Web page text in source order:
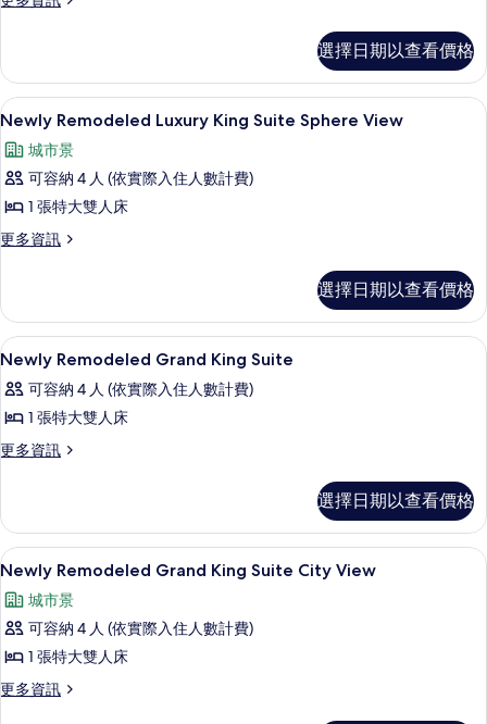
情
Sphere
View
的
所
有
相
片
Luxury
Two
Queen
Sphere
View
詳
情
選擇日期以查看價格
顯
示
Newly
Remodeled
Luxury
King
View
的
所
有
相
片
Newly Remodeled Luxury King Suite
5
Newly Remodeled Luxury King Suite Sphere View
城市景
可容納 4 人 (依實際入住人數計費)
1 張特大雙人床
更多資訊
更
Luxury
King
Suite
Sphere
View
的
情
選擇日期以查看價格
顯
示
Newly
Remodeled
Grand
的
所
有
相
片
埃及棉床單、高級寢具、羽絨被、舒適
6
Newly Remodeled Grand King Suite
可容納 4 人 (依實際入住人數計費)
1 張特大雙人床
更多資訊
更
Grand
King
Suite
詳
情
選擇日期以查看價格
顯
示
Newly
Remodeled
Grand
King
埃及棉床單、高級寢具、羽絨被、舒適
7
Newly Remodeled Grand King Suite City View
城市景
可容納 4 人 (依實際入住人數計費)
1 張特大雙人床
更多資訊
更